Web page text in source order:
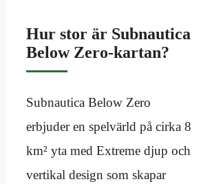
Hur stor är Subnautica
Below Zero-kartan?
Subnautica Below Zero
erbjuder en spelvärld på cirka 8
km² yta med Extreme djup och
vertikal design som skapar